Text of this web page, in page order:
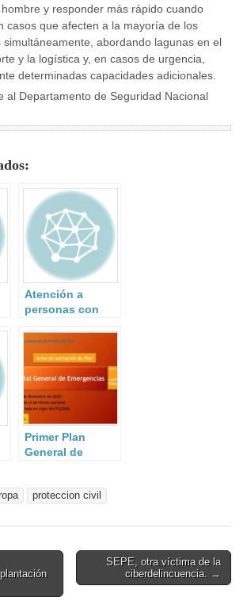
y responder más rápido cuando
casos que afecten a la mayoría de los
abordando lagunas en el
y la logística y, en casos de urgencia,
determinadas capacidades adicionales.
al Departamento de Seguridad Nacional
Atención a
personas con
emergencias.
Primer Plan
General de
(PLEGEM).
proteccion civil
SEPE, otra víctima de la
ciberdelincuencia. →